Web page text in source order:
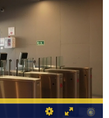
הקבוצות